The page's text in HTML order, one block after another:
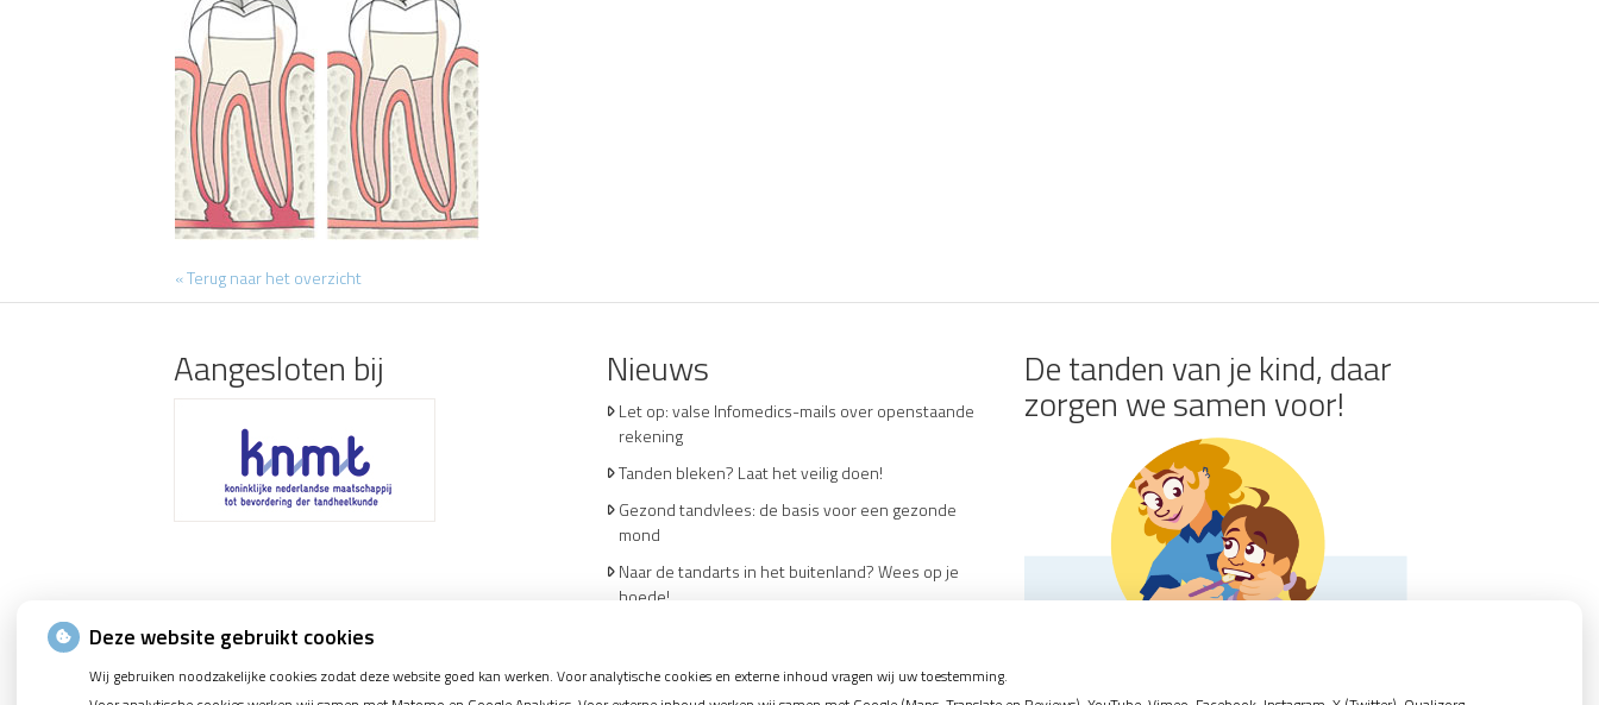
« Terug naar het overzicht
Aangesloten bij Nieuws
Let op: valse Infomedics-mails over openstaande
rekening
Tanden bleken? Laat het veilig doen!
Gezond tandvlees: de basis voor een gezonde
mond
Naar de tandarts in het buitenland? Wees op je
hoede!
De tanden van je kind, daar
zorgen we samen voor!
Deze website gebruikt cookies
Wij gebruiken noodzakelijke cookies zodat deze website goed kan werken. Voor analytische cookies en externe inhoud vragen wij uw toestemming.